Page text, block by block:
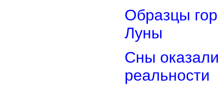
Образцы
Луны
Сны
реальности